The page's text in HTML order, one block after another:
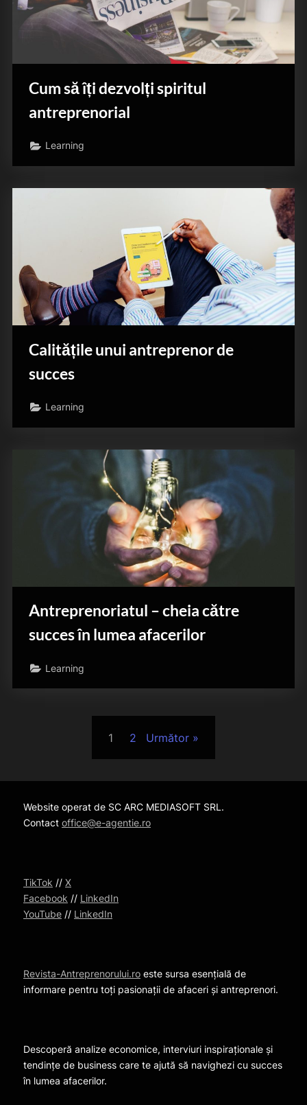
Cum să îți dezvolți spiritul
antreprenorial
Learning
Calitățile unui antreprenor de
succes
Learning
Antreprenoriatul – cheia către
succes în lumea afacerilor
Learning
1 2 Următor
Website operat de SC ARC MEDIASOFT SRL.
Contact office@e-agentie.ro
TikTok // X
Facebook // LinkedIn
YouTube // LinkedIn
Revista-Antreprenorului.ro este sursa esențială de
informare pentru toți pasionații de afaceri și antreprenori.
Descoperă analize economice, interviuri inspiraționale și
tendințe de business care te ajută să navighezi cu succes
în lumea afacerilor.